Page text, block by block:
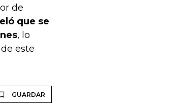
de
que se
, lo
este
GUARDAR